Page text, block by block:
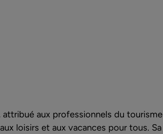
attribué aux professionnels du tourisme
loisirs et aux vacances pour tous. Sa